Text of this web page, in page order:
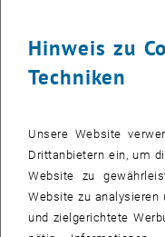
Coffee Hour:
Hinweis zu
Techniken
Unsere Website
Drittanbietern ein, um
Website zu
Website zu analysieren
und zielgerichtete